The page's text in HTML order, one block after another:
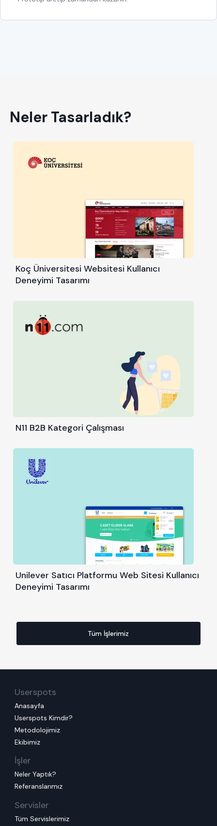
Neler Tasarladık?
Koç Üniversitesi Websitesi Kullanıcı
Deneyimi Tasarımı
N11 B2B Kategori Çalışması
Unilever Satıcı Platformu Web Sitesi Kullanıcı
Deneyimi Tasarımı
Tüm İşlerimiz
Userspots
Anasayfa
Userspots Kimdir?
Metodolojimiz
Ekibimiz
İşler
Neler Yaptık?
Referanslarımız
Servisler
Tüm Servislerimiz